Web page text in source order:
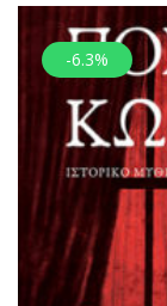
-6.3%